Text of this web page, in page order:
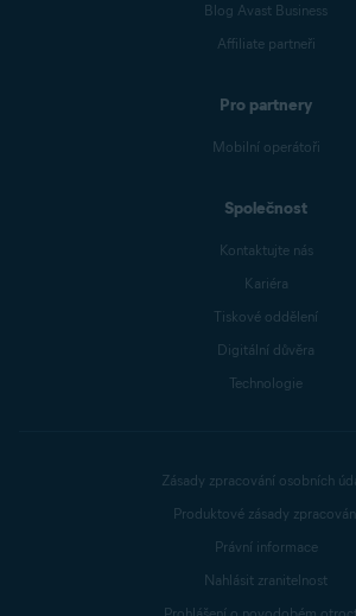
Blog Avast Business
Affiliate partneři
Pro partnery
Mobilní operátoři
Společnost
Kontaktujte nás
Kariéra
Tiskové oddělení
Digitální důvěra
Technologie
Zásady zpracování osobních
Produktové zásady
Právní informace
Nahlásit zranitelnost